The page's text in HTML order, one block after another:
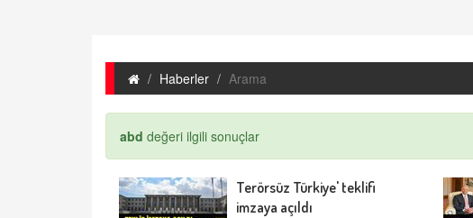
Haberler Arama
abd değeri ilgili sonuçlar
Terörsüz Türkiye' teklifi
imzaya açıldı